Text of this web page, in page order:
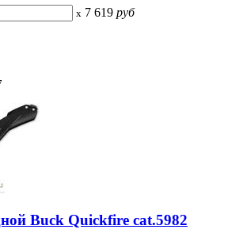
x 7 619 руб
Buck Quickfire cat.5982